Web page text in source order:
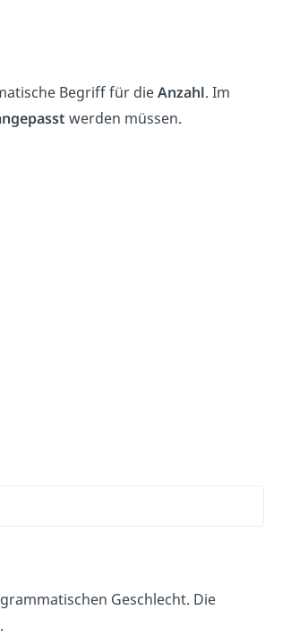
Begriff für dieAnzahl. Im
werden müssen.
Geschlecht. Die